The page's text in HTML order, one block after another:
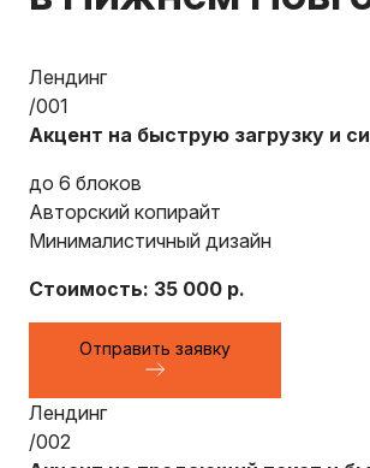
Лендинг
/001
Акцент на быструю загрузку и
до 6 блоков
Авторский копирайт
Минималистичный дизайн
Стоимость: 35 000 р.
Отправить заявку
Лендинг
/002